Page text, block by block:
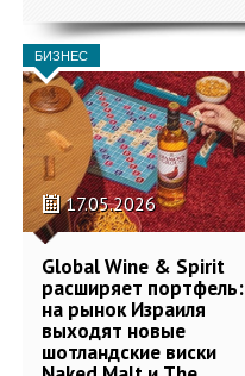
БИЗНЕС
17.05.2026
Global Wine & Spirit
расширяет портфель:
на рынок Израиля
выходят новые
шотландские виски